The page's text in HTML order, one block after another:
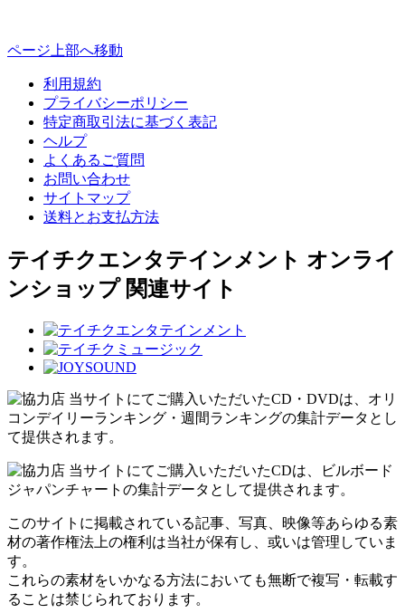
ページ上部へ移動
利用規約
プライバシーポリシー
特定商取引法に基づく表記
ヘルプ
よくあるご質問
お問い合わせ
サイトマップ
送料とお支払方法
テイチクエンタテインメント オンライ
ンショップ 関連サイト
当サイトにてご購入いただいたCD・DVDは、オリ
コンデイリーランキング・週間ランキングの集計データとし
て提供されます。
当サイトにてご購入いただいたCDは、ビルボード
ジャパンチャートの集計データとして提供されます。
このサイトに掲載されている記事、写真、映像等あらゆる素
材の著作権法上の権利は当社が保有し、或いは管理していま
す。
これらの素材をいかなる方法においても無断で複写・転載す
ることは禁じられております。